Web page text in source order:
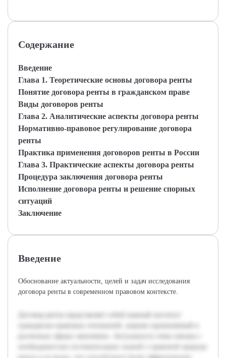
Содержание
Введение
Глава 1. Теоретические основы договора ренты
Понятие договора ренты в гражданском праве
Виды договоров ренты
Глава 2. Аналитические аспекты договора ренты
Нормативно-правовое регулирование договора
ренты
Практика применения договоров ренты в России
Глава 3. Практические аспекты договора ренты
Процедура заключения договора ренты
Исполнение договора ренты и решение спорных
ситуаций
Заключение
Введение
Обоснование актуальности, целей и задач исследования
договора ренты в современном правовом контексте.